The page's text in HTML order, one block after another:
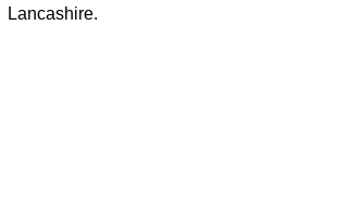
Lancashire.